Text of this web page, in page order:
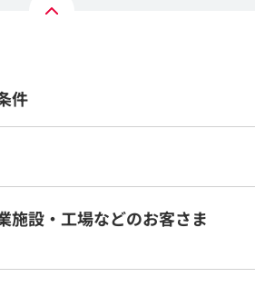
件
施設・工場などのお客さま